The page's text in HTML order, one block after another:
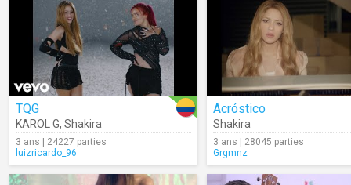
TQG
KAROL G, Shakira
3 ans | 24227 parties
luizricardo_96
Acróstico
Shakira
3 ans | 28045 parties
Grgmnz